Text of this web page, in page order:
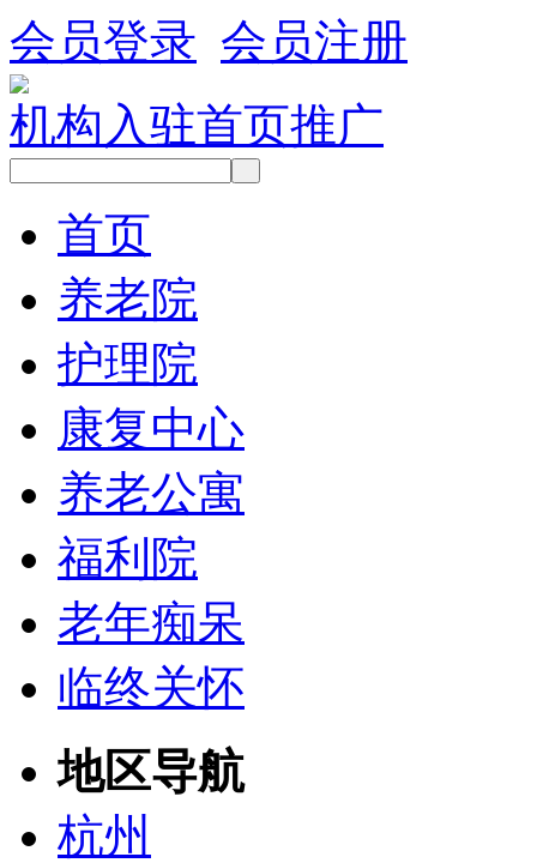
会员登录 会员注册
机构入驻首页推广
首页
养老院
护理院
康复中心
养老公寓
福利院
老年痴呆
临终关怀
地区导航
杭州